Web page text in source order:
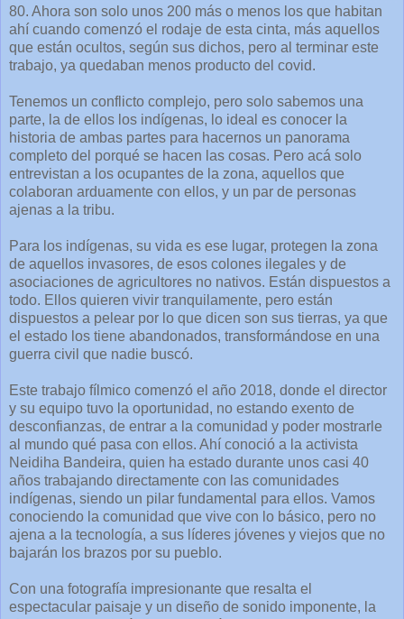
80. Ahora son solo unos 200 más o menos los que habitan
ahí cuando comenzó el rodaje de esta cinta, más aquellos
que están ocultos, según sus dichos, pero al terminar este
trabajo, ya quedaban menos producto del covid.
Tenemos un conflicto complejo, pero solo sabemos una
parte, la de ellos los indígenas, lo ideal es conocer la
historia de ambas partes para hacernos un panorama
completo del porqué se hacen las cosas. Pero acá solo
entrevistan a los ocupantes de la zona, aquellos que
colaboran arduamente con ellos, y un par de personas
ajenas a la tribu.
Para los indígenas, su vida es ese lugar, protegen la zona
de aquellos invasores, de esos colones ilegales y de
asociaciones de agricultores no nativos. Están dispuestos a
todo. Ellos quieren vivir tranquilamente, pero están
dispuestos a pelear por lo que dicen son sus tierras, ya que
el estado los tiene abandonados, transformándose en una
guerra civil que nadie buscó.
Este trabajo fílmico comenzó el año 2018, donde el director
y su equipo tuvo la oportunidad, no estando exento de
desconfianzas, de entrar a la comunidad y poder mostrarle
al mundo qué pasa con ellos. Ahí conoció a la activista
Neidiha Bandeira, quien ha estado durante unos casi 40
años trabajando directamente con las comunidades
indígenas, siendo un pilar fundamental para ellos. Vamos
conociendo la comunidad que vive con lo básico, pero no
ajena a la tecnología, a sus líderes jóvenes y viejos que no
bajarán los brazos por su pueblo.
Con una fotografía impresionante que resalta el
espectacular paisaje y un diseño de sonido imponente, la